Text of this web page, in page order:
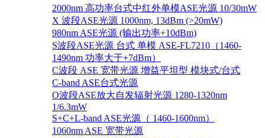
2000nm 高功率台式中红外单模ASE光源 10/30mW
X 波段ASE光源 1000nm, 13dBm (>20mW)
980nm ASE光源 (输出功率+10dBm)
S波段ASE光源 台式 单模 ASE-FL7210（1460-
1490nm 功率大于+7dBm）
C波段 ASE 宽带光源 增益平坦型 模块式/台式
C-band ASE台式光源
O波段ASE放大自发辐射光源 1280-1320nm
1/6.3mW
S+C+L-band ASE光源（ 1460-1600nm）
1060nm ASE 宽带光源